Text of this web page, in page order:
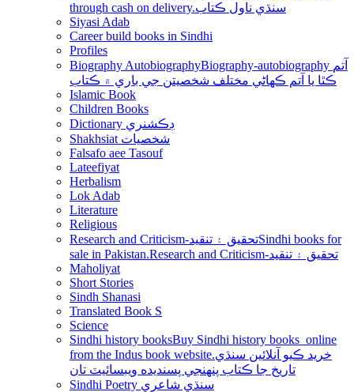
through cash on delivery.سنڌي ناول ڪتاب
Siyasi Adab
Career build books in Sindhi
Profiles
Biography AutobiographyBiography-autobiography آتم
ڪٿا يا آتم ڪھاڻي مختلف شخصيتن جي باري ۾ ڪتاب
Islamic Book
Children Books
Dictionary ڊڪشنري
Shakhsiat شخصيات
Falsafo aee Tasouf
Lateefiyat
Herbalism
Lok Adab
Literature
Religious
Research and Criticism-تحقيق ۽ تنقيدSindhi books for
sale in Pakistan.Research and Criticism-تحقيق ۽ تنقيد
Maholiyat
Short Stories
Sindh Shanasi
Translated Book S
Science
Sindhi history booksBuy Sindhi history books online
from the Indus book website.خريد ڪيو آنلائين سنڌي
تاريخ جا ڪتاب پنھنجي پسنديده ويبسائيٽ تان
Sindhi Poetry سنڌي شاعري